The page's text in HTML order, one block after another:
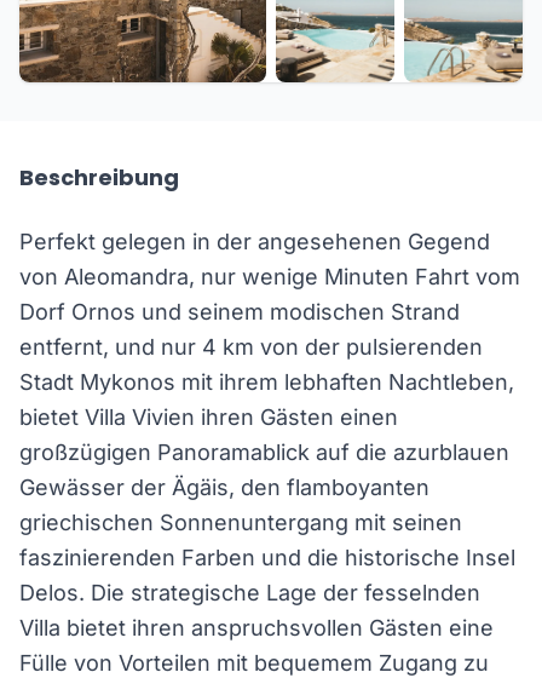
Beschreibung
Perfekt gelegen in der angesehenen Gegend
von Aleomandra, nur wenige Minuten Fahrt vom
Dorf Ornos und seinem modischen Strand
entfernt, und nur 4 km von der pulsierenden
Stadt Mykonos mit ihrem lebhaften Nachtleben,
bietet Villa Vivien ihren Gästen einen
großzügigen Panoramablick auf die azurblauen
Gewässer der Ägäis, den flamboyanten
griechischen Sonnenuntergang mit seinen
faszinierenden Farben und die historische Insel
Delos. Die strategische Lage der fesselnden
Villa bietet ihren anspruchsvollen Gästen eine
Fülle von Vorteilen mit bequemem Zugang zu